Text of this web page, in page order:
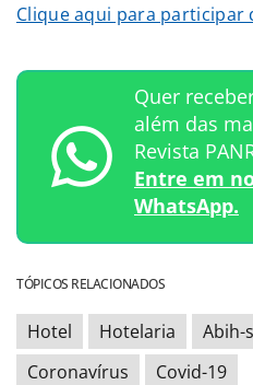
Clique aqui para participar
Quer
além das
Revista
Entre em
WhatsApp.
TÓPICOS RELACIONADOS
Hotel Hotelaria Abih-
Coronavírus
Covid-19